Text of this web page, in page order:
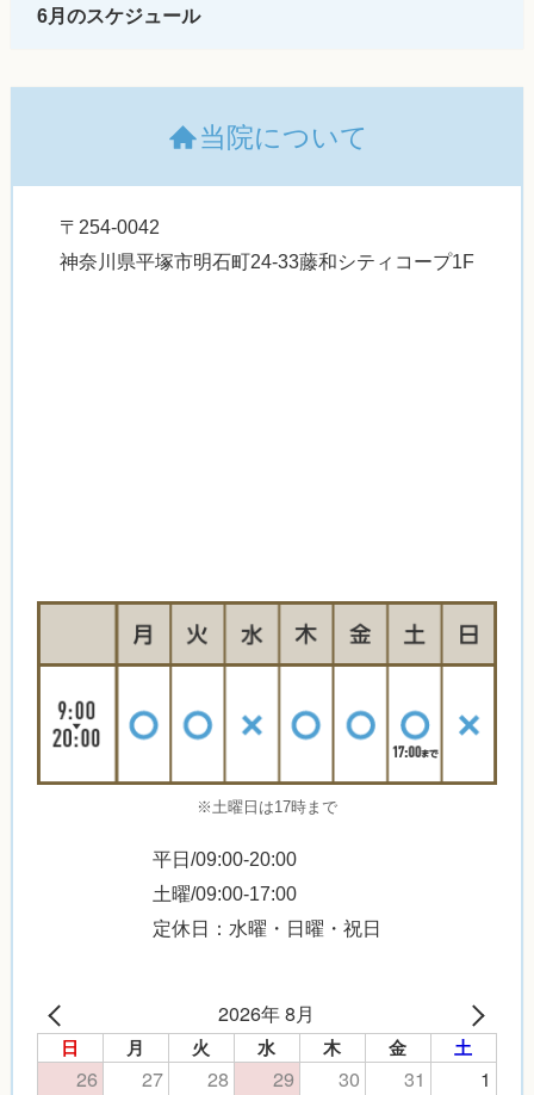
6月のスケジュール
当院について
〒254-0042
神奈川県平塚市明石町24-33藤和シティコープ1F
※土曜日は17時まで
平日/09:00-20:00
土曜/09:00-17:00
定休日：水曜・日曜・祝日
2026年 8月
日 月 火 水 木 金 土
26 27 28 29 30 31
1